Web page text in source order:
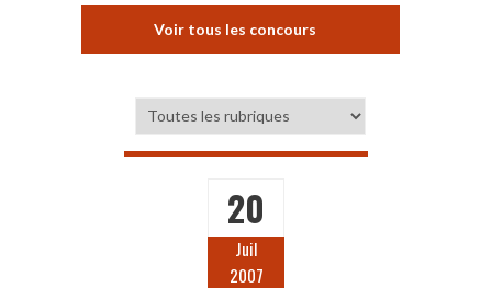
Voir tous les concours
20
Juil
2007